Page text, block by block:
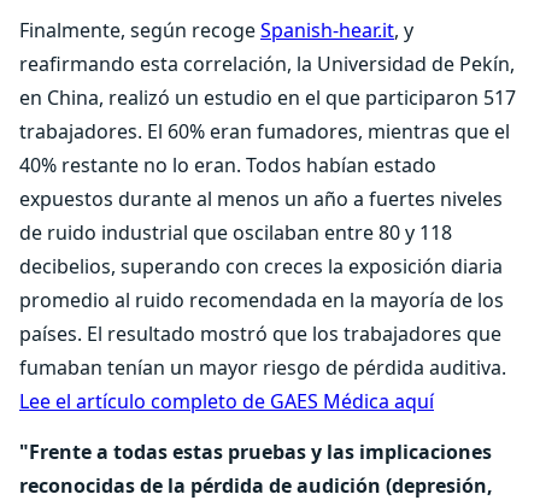
Finalmente, según recogeSpanish-hear.it, y
reafirmando esta correlación, la Universidad de Pekín,
en China, realizó un estudio en el que participaron 517
trabajadores. El 60% eran fumadores, mientras que el
40% restante no lo eran. Todos habían estado
expuestos durante al menos un año a fuertes niveles
de ruido industrial que oscilaban entre 80 y 118
decibelios, superando con creces la exposición diaria
promedio al ruido recomendada en la mayoría de los
países. El resultado mostró que los trabajadores que
fumaban tenían un mayor riesgo de pérdida auditiva.
Lee el artículo completo de GAES Médica aquí
"Frente a todas estas pruebas y las implicaciones
reconocidas de la pérdida de audición (depresión,